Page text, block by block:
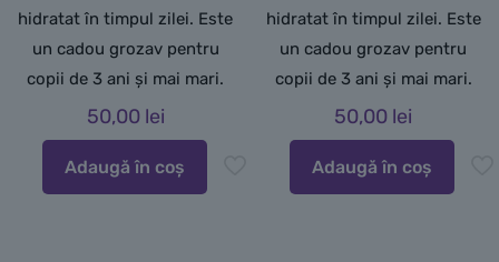
hidratat în timpul zilei. Este
un cadou grozav pentru
copii de 3 ani și mai mari.
50,00 lei
Adaugă în coș
hidratat în timpul zilei. Este
un cadou grozav pentru
copii de 3 ani și mai mari.
50,00 lei
Adaugă în coș